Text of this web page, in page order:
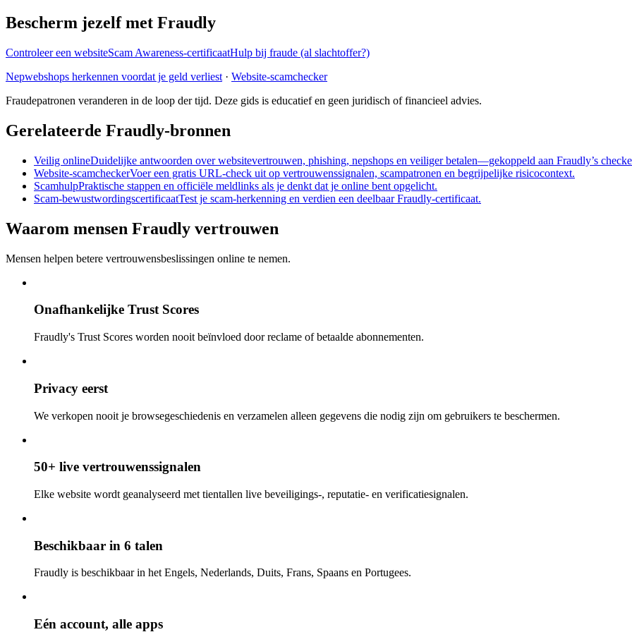
Bescherm jezelf met Fraudly
Controleer een websiteScam Awareness-certificaatHulp bij fraude (al slachtoffer?)
Nepwebshops herkennen voordat je geld verliest · Website-scamchecker
Fraudepatronen veranderen in de loop der tijd. Deze gids is educatief en geen juridisch of financieel advies.
Gerelateerde Fraudly-bronnen
Veilig onlineDuidelijke antwoorden over websitevertrouwen, phishing, nepshops en veiliger betalen—gekoppeld aan Fraudly’s
Website-scamcheckerVoer een gratis URL-check uit op vertrouwenssignalen, scampatronen en begrijpelijke risicocontext.
ScamhulpPraktische stappen en officiële meldlinks als je denkt dat je online bent opgelicht.
Scam-bewustwordingscertificaatTest je scam-herkenning en verdien een deelbaar Fraudly-certificaat.
Waarom mensen Fraudly vertrouwen
Mensen helpen betere vertrouwensbeslissingen online te nemen.
Onafhankelijke Trust Scores
Fraudly's Trust Scores worden nooit beïnvloed door reclame of betaalde abonnementen.
Privacy eerst
We verkopen nooit je browsegeschiedenis en verzamelen alleen gegevens die nodig zijn om gebruikers te beschermen.
50+ live vertrouwenssignalen
Elke website wordt geanalyseerd met tientallen live beveiligings-, reputatie- en verificatiesignalen.
Beschikbaar in 6 talen
Fraudly is beschikbaar in het Engels, Nederlands, Duits, Frans, Spaans en Portugees.
Eén account, alle apps